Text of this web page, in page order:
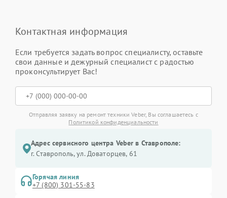
Контактная информация
Если требуется задать вопрос специалисту, оставьте
свои данные и дежурный специалист с радостью
проконсультирует Вас!
Отправляя заявку на ремонт техники Veber, Вы соглашаетесь с
Политикой конфиденциальности
Адрес сервисного центра Veber в Ставрополе:
г. Ставрополь, ул. Доваторцев, 61
Горячая линия
+7 (800) 301-55-83